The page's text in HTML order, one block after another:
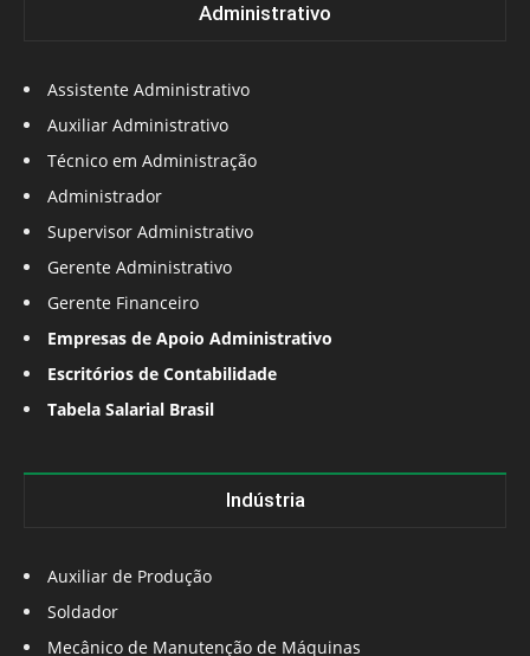
Administrativo
Assistente Administrativo
Auxiliar Administrativo
Técnico em Administração
Administrador
Supervisor Administrativo
Gerente Administrativo
Gerente Financeiro
Empresas de Apoio Administrativo
Escritórios de Contabilidade
Tabela Salarial Brasil
Indústria
Auxiliar de Produção
Soldador
Mecânico de Manutenção de Máquinas